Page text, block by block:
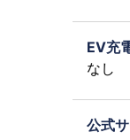
EV充
なし
公式